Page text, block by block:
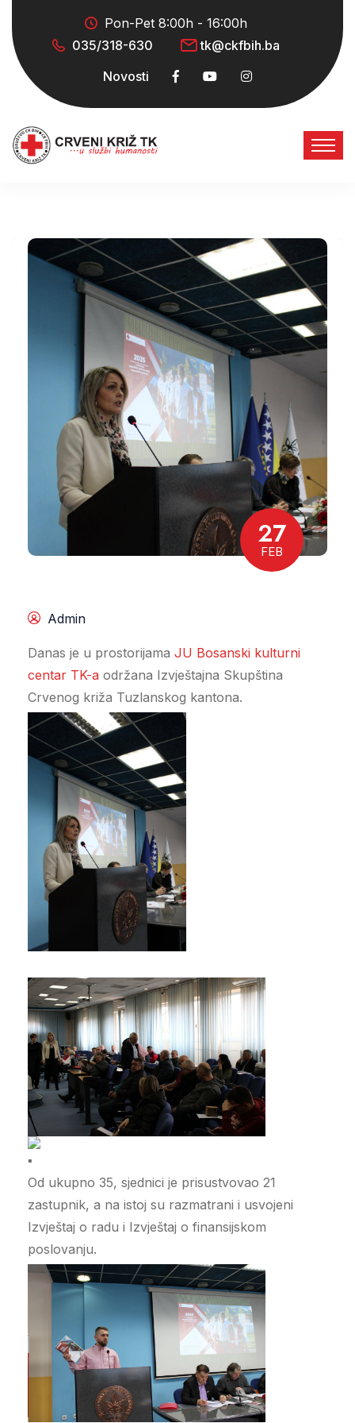
Pon-Pet 8:00h - 16:00h
035/318-630
tk@ckfbih.ba
Novosti
27
FEB
Admin
Danas je u prostorijama JU Bosanski kulturni
centar TK-a održana Izvještajna Skupština
Crvenog križa Tuzlanskog kantona.
Od ukupno 35, sjednici je prisustvovao 21
zastupnik, a na istoj su razmatrani i usvojeni
Izvještaj o radu i Izvještaj o finansijskom
poslovanju.